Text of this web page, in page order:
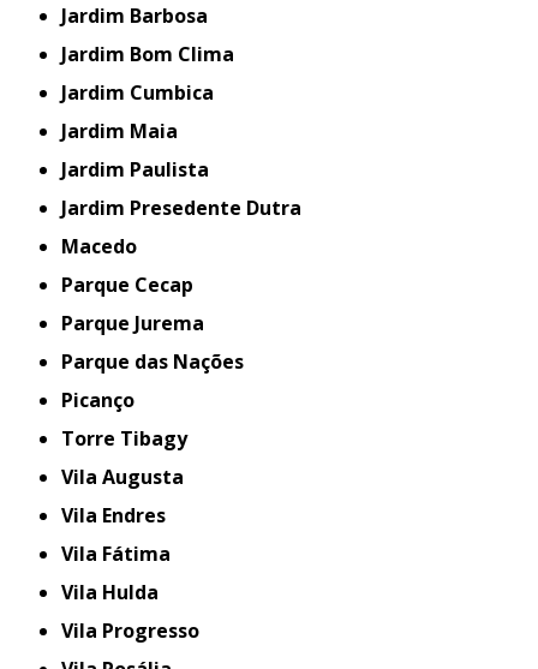
Jardim Barbosa
Jardim Bom Clima
Jardim Cumbica
Jardim Maia
Jardim Paulista
Jardim Presedente Dutra
Macedo
Parque Cecap
Parque Jurema
Parque das Nações
Picanço
Torre Tibagy
Vila Augusta
Vila Endres
Vila Fátima
Vila Hulda
Vila Progresso